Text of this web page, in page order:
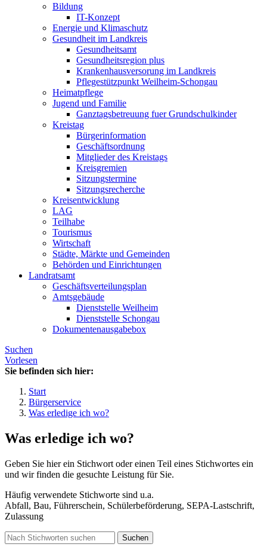
Bildung
IT-Konzept
Energie und Klimaschutz
Gesundheit im Landkreis
Gesundheitsamt
Gesundheitsregion plus
Krankenhausversorung im Landkreis
Pflegestützpunkt Weilheim-Schongau
Heimatpflege
Jugend und Familie
Ganztagsbetreuung fuer Grundschulkinder
Kreistag
Bürgerinformation
Geschäftsordnung
Mitglieder des Kreistags
Kreisgremien
Sitzungstermine
Sitzungsrecherche
Kreisentwicklung
LAG
Teilhabe
Tourismus
Wirtschaft
Städte, Märkte und Gemeinden
Behörden und Einrichtungen
Landratsamt
Geschäftsverteilungsplan
Amtsgebäude
Dienststelle Weilheim
Dienststelle Schongau
Dokumentenausgabebox
Suchen
Vorlesen
Sie befinden sich hier:
Start
Bürgerservice
Was erledige ich wo?
Was erledige ich wo?
Geben Sie hier ein Stichwort oder einen Teil eines Stichwortes ein
und wir finden die gesuchte Leistung für Sie.
Häufig verwendete Stichworte sind u.a.
Abfall, Bau, Führerschein, Schülerbeförderung, SEPA-Lastschrift,
Zulassung
Suchen